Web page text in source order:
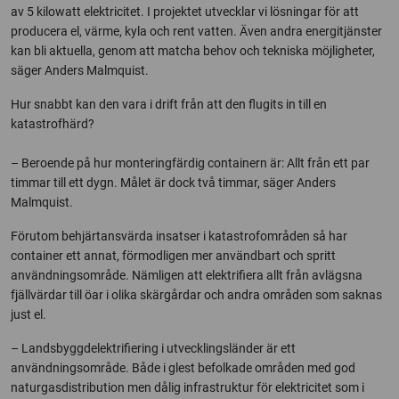
av 5 kilowatt elektricitet. I projektet utvecklar vi lösningar för att
producera el, värme, kyla och rent vatten. Även andra energitjänster
kan bli aktuella, genom att matcha behov och tekniska möjligheter,
säger Anders Malmquist.
Hur snabbt kan den vara i drift från att den flugits in till en
katastrofhärd?
– Beroende på hur monteringfärdig containern är: Allt från ett par
timmar till ett dygn. Målet är dock två timmar, säger Anders
Malmquist.
Förutom behjärtansvärda insatser i katastrofområden så har
container ett annat, förmodligen mer användbart och spritt
användningsområde. Nämligen att elektrifiera allt från avlägsna
fjällvärdar till öar i olika skärgårdar och andra områden som saknas
just el.
– Landsbyggdelektrifiering i utvecklingsländer är ett
användningsområde. Både i glest befolkade områden med god
naturgasdistribution men dålig infrastruktur för elektricitet som i